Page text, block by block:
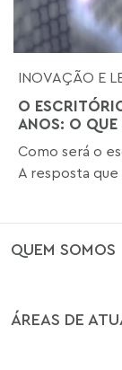
INOVAÇÃO E
O
ANOS: O QUE
Como será o
A resposta
QUEM SOMOS
ÁREAS DE